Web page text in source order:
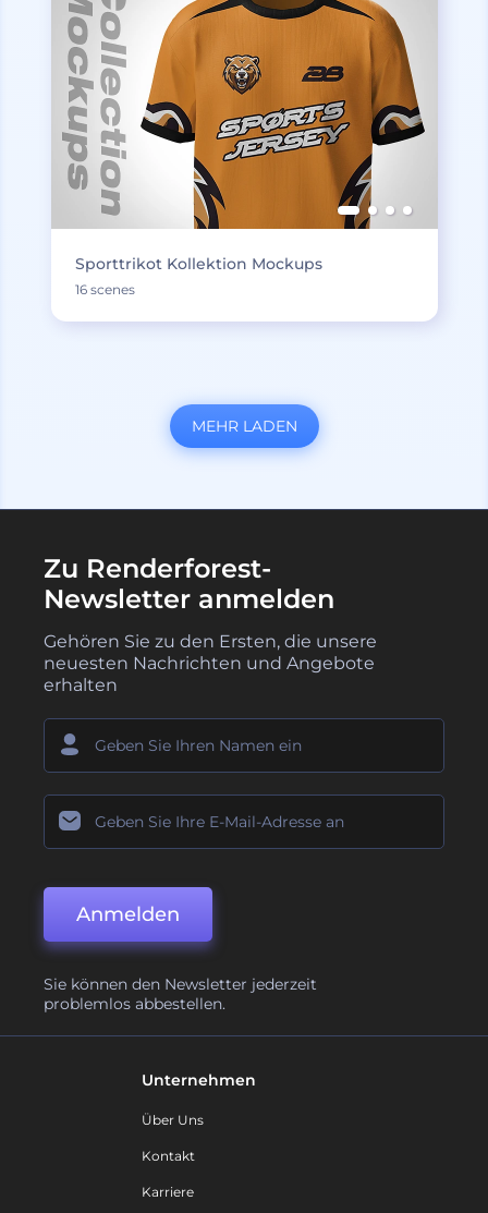
Sporttrikot Kollektion Mockups
16 scenes
MEHR LADEN
Zu Renderforest-
Newsletter anmelden
Gehören Sie zu den Ersten, die unsere
neuesten Nachrichten und Angebote
erhalten
Anmelden
Sie können den Newsletter jederzeit
problemlos abbestellen.
Unternehmen
Über Uns
Kontakt
Karriere